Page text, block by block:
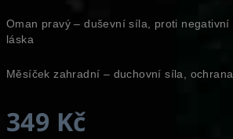
Oman pravý – duševní síla, proti negativní
láska
Měsíček zahradní – duchovní síla,
349 Kč